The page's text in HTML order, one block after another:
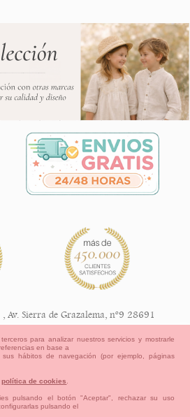
Información Legal
,Av. Sierra de Grazalema, nº9 28691
+34 91 113 89 09
para analizar nuestros servicios y mostrarle
en base a
hábitos de navegación (por ejemplo, páginas
política de cookies
pulsando el botón "Aceptar", rechazar su uso
pulsando el